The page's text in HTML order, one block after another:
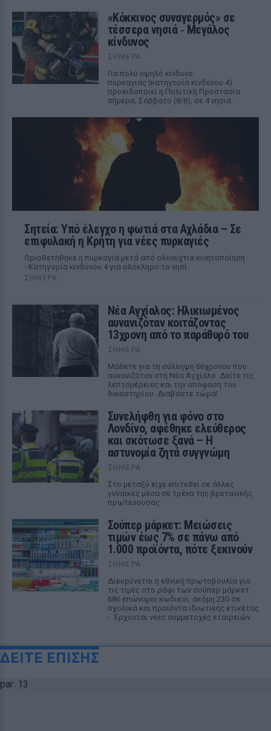
«Κόκκινος συναγερμός» σε
τέσσερα νησιά ‑ Μεγάλος
κίνδυνος
ΣΉΜΕΡΑ
Για πολύ υψηλό κίνδυνο
πυρκαγιάς (κατηγορία κινδύνου 4)
προειδοποιεί η Πολιτική Προστασία
σήμερα, Σάββατο (8/8), σε 4 νησιά.
Σητεία: Υπό έλεγχο η φωτιά στα Αχλάδια – Σε
επιφυλακή η Κρήτη για νέες πυρκαγιές
Οριοθετήθηκε η πυρκαγιά μετά από ολονύχτια κινητοποίηση
- Κατηγορία κινδύνου 4 για ολόκληρο το νησί
ΣΉΜΕΡΑ
Νέα Αγχίαλος: Ηλικιωμένος
αυνανιζόταν κοιτάζοντας
13χρονη από το παράθυρό του
ΣΉΜΕΡΑ
Μάθετε για τη σύλληψη 66χρονου που
αυνανιζόταν στη Νέα Αγχίαλο. Δείτε τις
λεπτομέρειες και την απόφαση του
δικαστηρίου. Διαβάστε τώρα!
Συνελήφθη για φόνο στο
Λονδίνο, αφέθηκε ελεύθερος
και σκότωσε ξανά – Η
αστυνομία ζητά συγγνώμη
ΣΉΜΕΡΑ
Στο μεταξύ είχε επιτεθεί σε άλλες
γυναίκες μέσα σε τρένα της βρετανικής
πρωτεύουσας
Σούπερ μάρκετ: Μειώσεις
τιμών έως 7% σε πάνω από
1.000 προϊόντα, πότε ξεκινούν
ΣΉΜΕΡΑ
Διευρύνεται η εθνική πρωτοβουλία για
τις τιμές στο ράφι των σούπερ μάρκετ:
686 επώνυμοι κωδικοί, ακόμη 230 σε
σχολικά και προϊόντα ιδιωτικής ετικέτας
- Έρχονται νέες συμμετοχές εταιρειών
ΔΕΙΤΕ ΕΠΙΣΗΣ
par: 13